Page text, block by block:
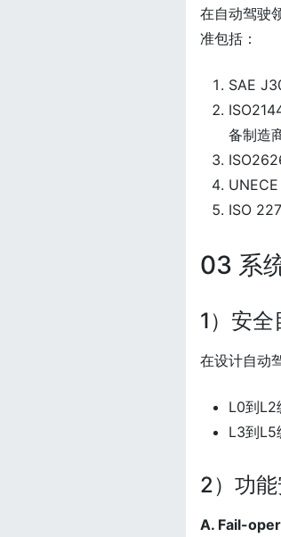
在自动驾驶
准包括：
SAE
备制造
ISO
03 系
1）安全
在设计自动
L0到L2
L3到L5
2）功
A. Fail-